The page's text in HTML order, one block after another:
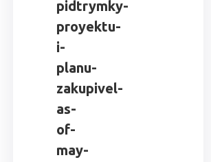
pidtrymky-
proyektu-
i-
planu-
zakupivel-
as-
of-
may-